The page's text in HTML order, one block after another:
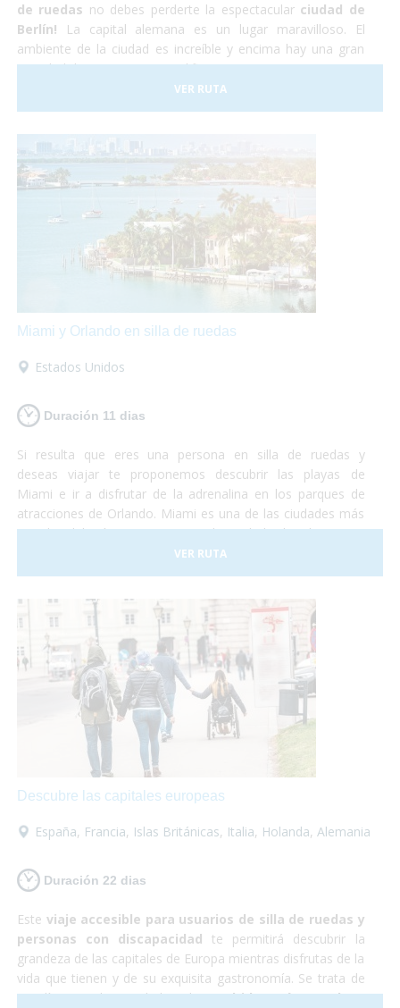
de ruedas no debes perderte la espectacular ciudad de
Berlín!
La capital alemana es un lugar maravilloso. El
ambiente de la ciudad es increíble y encima hay una gran
cantidad de monumentos, edificios y museos por visitar. La
capital alemana es totalmenteaccesible para personas
con discapacidadaunque hay que tener en cuenta que
pueden dificultar el paso a sillas de ruedas manuales. Sin
embargo nosotros nos encargaremos de todo, y tu sólo de
disfrutar.
VER RUTA
Miami y Orlando en silla de ruedas
Estados Unidos
Duración 11 dias
Si resulta que eres una persona en silla de ruedas y
deseas viajar te proponemos descubrir las playas de
Miami e ir a disfrutar de la adrenalina en los parques de
atracciones de Orlando. Miami es una de las ciudades más
grandes del país y con una gran diversidad cultural. Se trata
de un lugar de gran influencia caribeña y hermosas
playas mezclado con grandes edificios y gran lujo. En este
ciudad y sus lugares característicos como la Pequeña
Habana, el Downtown, Bahía Vizcaína y al mismo tiempo
conocer las reservas naturales con muchas especies en
peligro de extinción. La segunda parte del viaje se
desarrolla en la ciudad de Orlando. ¡No lo dudes más y vete
de vacaciones a Miami y Orlando! Será una experiencia
increíble en la que no tendrás que preocuparte por
nada... ¡Sólo en disfrutar!
VER RUTA
Descubre las capitales europeas
España, Francia, Islas Británicas, Italia, Holanda, Alemania
Duración 22 dias
Este viaje accesible para usuarios de silla de ruedas y
personas con discapacidad te permitirá descubrir la
grandeza de las capitales de Europa mientras disfrutas de la
vida que tienen y de su exquisita gastronomía. Se trata de
22 días por las ciudades deMadrid, París, Londres,